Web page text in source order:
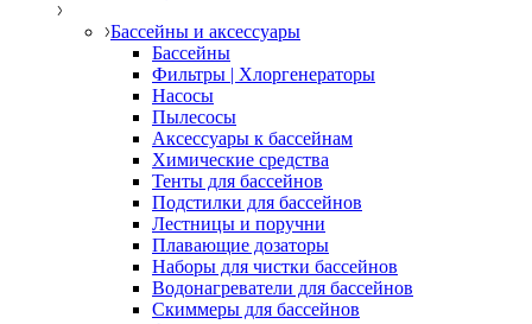
Бассейны и аксессуары
Бассейны
Фильтры | Хлоргенераторы
Насосы
Пылесосы
Аксессуары к бассейнам
Химические средства
Тенты для бассейнов
Подстилки для бассейнов
Лестницы и поручни
Плавающие дозаторы
Наборы для чистки бассейнов
Водонагреватели для бассейнов
Скиммеры для бассейнов